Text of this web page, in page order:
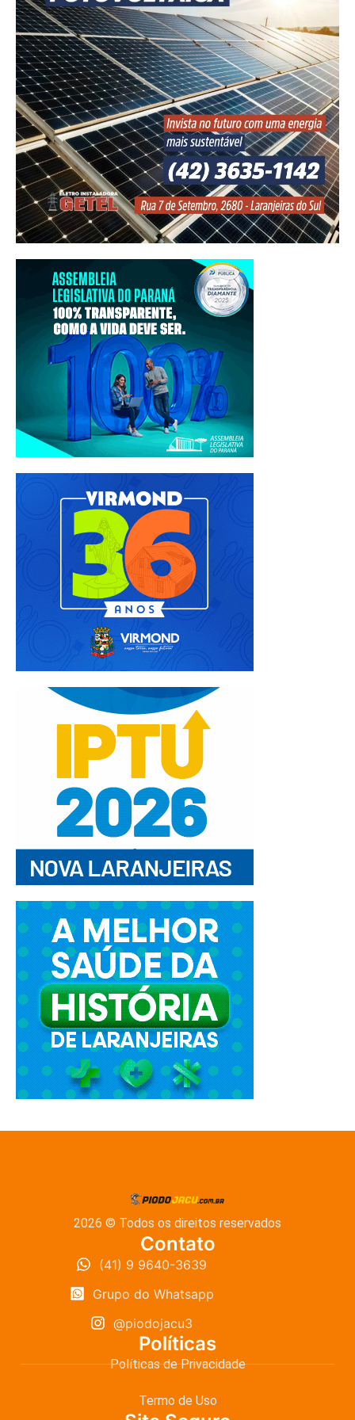
2026 © Todos os direitos reservados
Contato
(41) 9 9640-3639
Grupo do Whatsapp
@piodojacu3
Políticas
Políticas de Privacidade
Termo de Uso